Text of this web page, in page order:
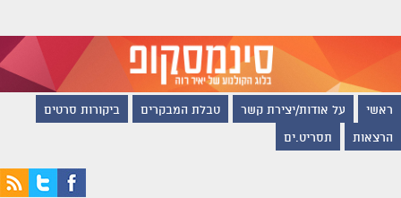
ראשי על אודות/יצירת קשר טבלת המבקרים ביקורות סרטים
הרצאות תסריט.ים